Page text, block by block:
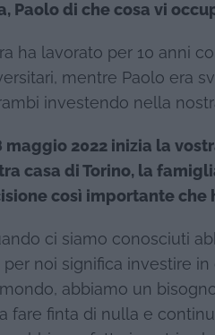
Paolo di che cosa vi
ha lavorato per 10 anni
mentre Paolo era
investendo nella
maggio 2022 inizia la
casa di Torino, la
così importante
ci siamo conosciuti
per noi significa investire
abbiamo un
fare finta di nulla e